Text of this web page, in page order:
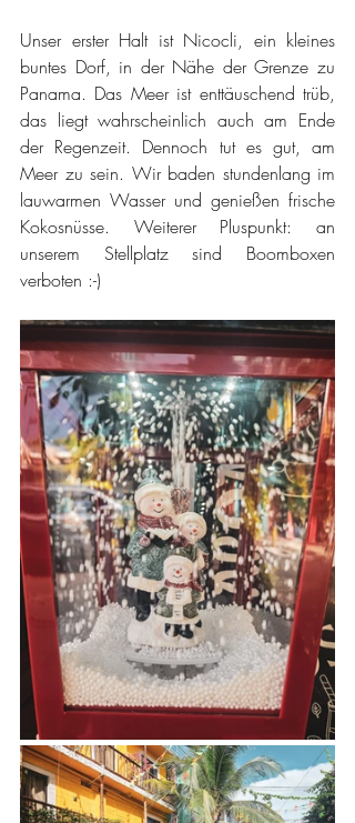
Unser erster Halt ist Nicocli, ein kleines
buntes Dorf, in der Nähe der Grenze zu
Panama. Das Meer ist enttäuschend trüb,
das liegt wahrscheinlich auch am Ende
der Regenzeit. Dennoch tut es gut, am
Meer zu sein. Wir baden stundenlang im
lauwarmen Wasser und genießen frische
Kokosnüsse. Weiterer Pluspunkt: an
unserem Stellplatz sind Boomboxen
verboten :-)